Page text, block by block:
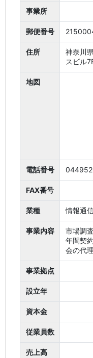
事業所
郵便番号
住所
神奈川
スビル
地図
電話番号
FAX番号
業種 情報通
事業内容
市場調
年間契
会の代
事業拠点
設立年
資本金
従業員数
売上高